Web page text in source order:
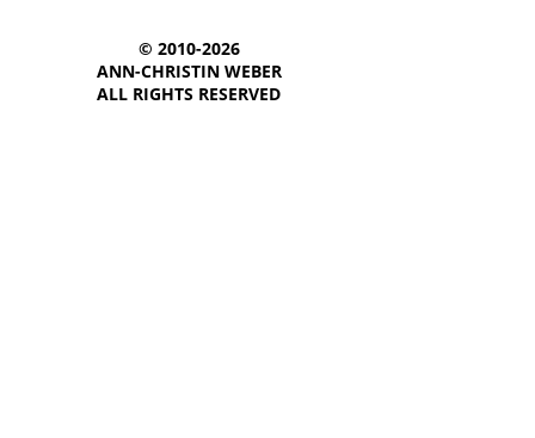
© 2010-2026
ANN-CHRISTIN WEBER
ALL RIGHTS RESERVED